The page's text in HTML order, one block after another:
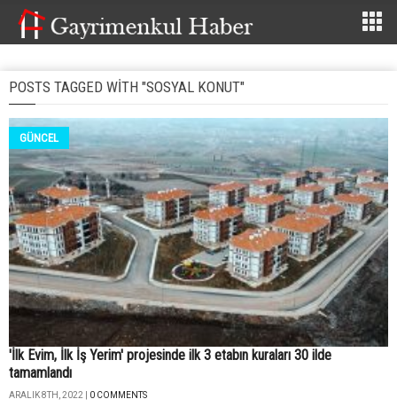
POSTS TAGGED WITH "SOSYAL KONUT"
GÜNCEL
'İlk Evim, İlk İş Yerim' projesinde ilk 3 etabın kuraları 30 ilde
tamamlandı
ARALIK 8TH, 2022 | 0 COMMENTS